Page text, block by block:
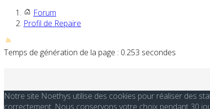
Forum
Profil de Repaire
Temps de génération de la page : 0.253 secondes
Notre site Noethys utilise des cookies pour réaliser des
correctement. Nous conservons votre choix pendant 30